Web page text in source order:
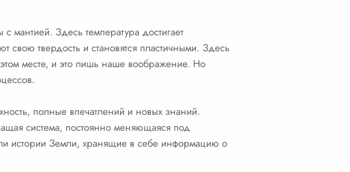
мантией. Здесь температура достигает
свою твердость и становятся пластичными. Здесь
месте, и это лишь наше воображение. Но
полные впечатлений и новых знаний.
система, постоянно меняющаяся под
истории Земли, хранящие в себе информацию о